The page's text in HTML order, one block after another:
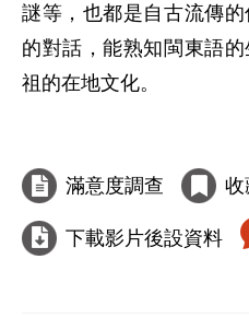
謎等，也都是自古流傳
的對話，能熟知閩東語
祖的在地文化。
滿意度調查 收
下載影片後設資料